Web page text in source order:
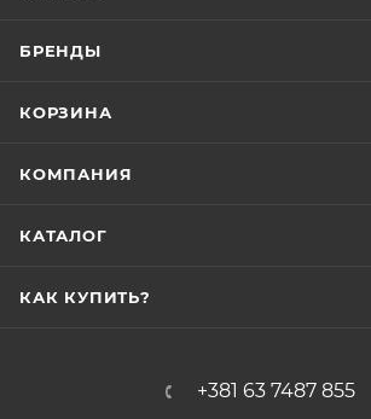
БРЕНДЫ
КОРЗИНА
КОМПАНИЯ
КАТАЛОГ
КАК КУПИТЬ?
+381 63 7487 855